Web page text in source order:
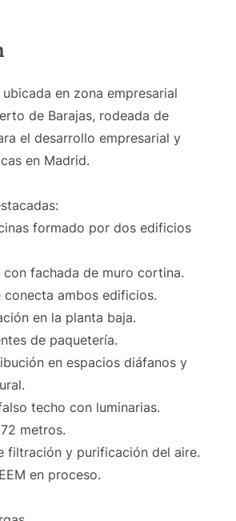
en zona empresarial
de Barajas, rodeada de
el desarrollo empresarial y
en Madrid.
formado por dos edificios
fachada de muro cortina.
ambos edificios.
en la planta baja.
de paquetería.
en espacios diáfanos y
techo con luminarias.
metros.
filtración y purificación del aire.
en proceso.